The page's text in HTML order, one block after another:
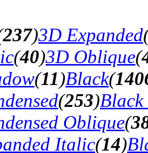
237)3D Expanded
(40)3D Oblique(
(11)Black(
(253)Black
Oblique(
Italic(14)